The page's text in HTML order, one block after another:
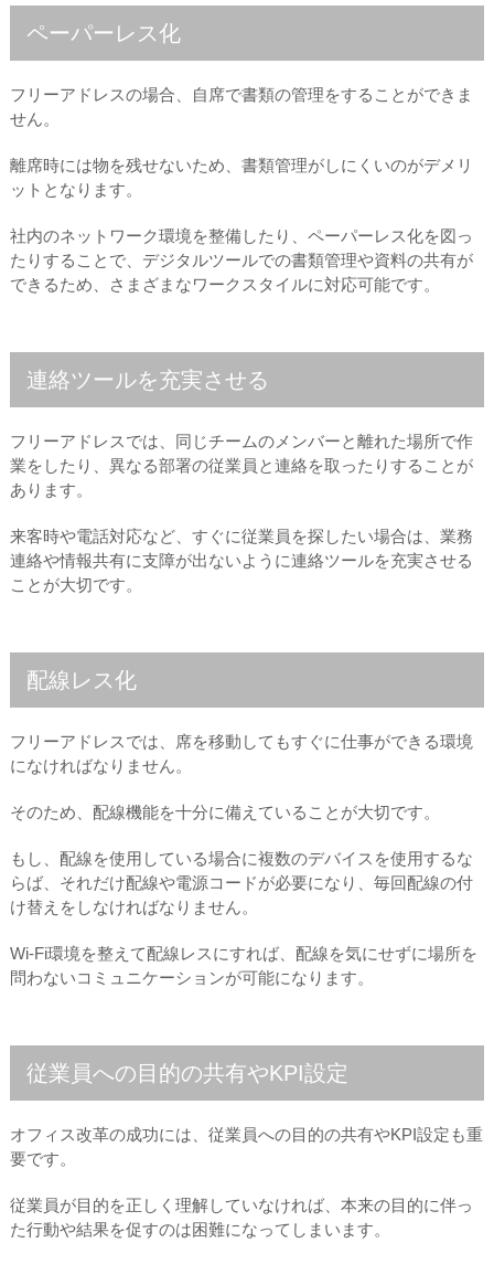
ペーパーレス化
フリーアドレスの場合、自席で書類の管理をすることができま
せん。
離席時には物を残せないため、書類管理がしにくいのがデメリ
ットとなります。
社内のネットワーク環境を整備したり、ペーパーレス化を図っ
たりすることで、デジタルツールでの書類管理や資料の共有が
できるため、さまざまなワークスタイルに対応可能です。
連絡ツールを充実させる
フリーアドレスでは、同じチームのメンバーと離れた場所で作
業をしたり、異なる部署の従業員と連絡を取ったりすることが
あります。
来客時や電話対応など、すぐに従業員を探したい場合は、業務
連絡や情報共有に支障が出ないように連絡ツールを充実させる
ことが大切です。
配線レス化
フリーアドレスでは、席を移動してもすぐに仕事ができる環境
になければなりません。
そのため、配線機能を十分に備えていることが大切です。
もし、配線を使用している場合に複数のデバイスを使用するな
らば、それだけ配線や電源コードが必要になり、毎回配線の付
け替えをしなければなりません。
Wi-Fi環境を整えて配線レスにすれば、配線を気にせずに場所を
問わないコミュニケーションが可能になります。
従業員への目的の共有やKPI設定
オフィス改革の成功には、従業員への目的の共有やKPI設定も重
要です。
従業員が目的を正しく理解していなければ、本来の目的に伴っ
た行動や結果を促すのは困難になってしまいます。